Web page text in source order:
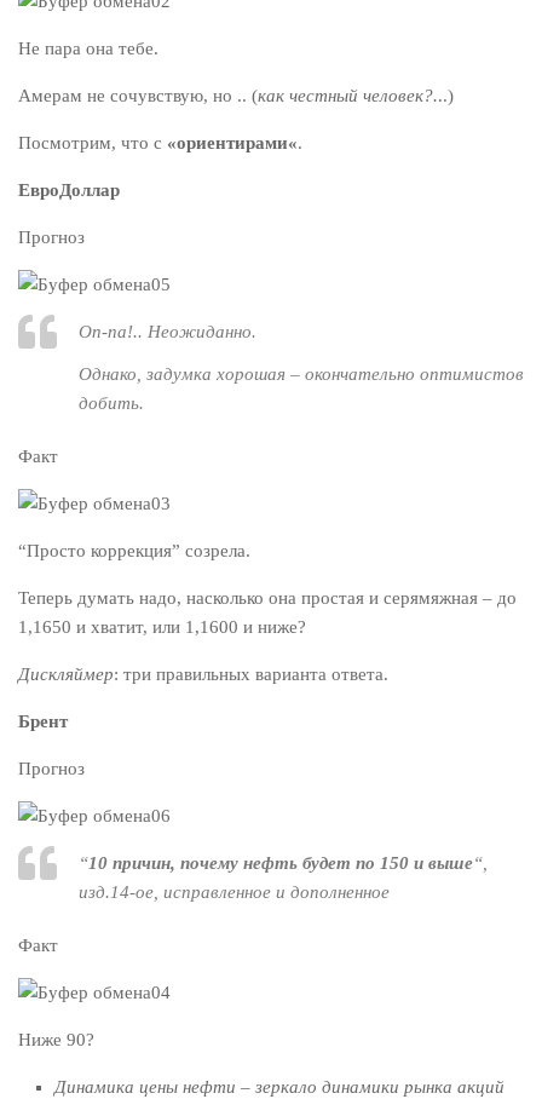
Не пара она тебе.
Амерам не сочувствую, но .. (как честный человек?...)
Посмотрим, что с «ориентирами«.
ЕвроДоллар
Прогноз
Оп-па!.. Неожиданно.
Однако, задумка хорошая – окончательно оптимистов
добить.
Факт
“Просто коррекция” созрела.
Теперь думать надо, насколько она простая и серямяжная – до
1,1650 и хватит, или 1,1600 и ниже?
Дискляймер: три правильных варианта ответа.
Брент
Прогноз
“10 причин, почему нефть будет по 150 и выше“,
изд.14-ое, исправленное и дополненное
Факт
Ниже 90?
Динамика цены нефти – зеркало динамики рынка акций